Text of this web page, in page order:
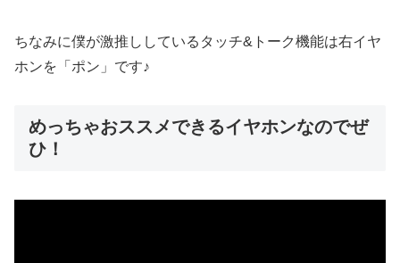
ちなみに僕が激推ししているタッチ&トーク機能は右イヤ
ホンを「ポン」です♪
めっちゃおススメできるイヤホンなのでぜ
ひ！